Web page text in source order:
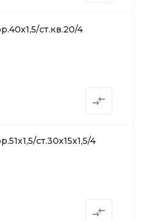
ст.кв.20/4
ст.30х15х1,5/4